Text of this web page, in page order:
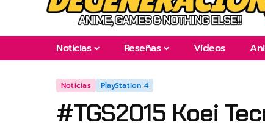
Noticias Reseñas Vídeos
Noticias PlayStation 4
#TGS2015 Koei